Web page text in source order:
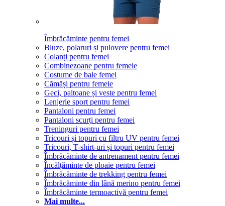
Îmbrăcăminte pentru femei
Bluze, polaruri și pulovere pentru femei
Colanți pentru femei
Combinezoane pentru femeie
Costume de baie femei
Cămăși pentru femeie
Geci, paltoane și veste pentru femei
Lenjerie sport pentru femei
Pantaloni pentru femei
Pantaloni scurți pentru femei
Treninguri pentru femei
Tricouri și topuri cu filtru UV pentru femei
Tricouri, T-shirt-uri și topuri pentru femei
Îmbrăcăminte de antrenament pentru femei
Încălțăminte de ploaie pentru femei
Îmbrăcăminte de trekking pentru femei
Îmbrăcăminte din lână merino pentru femei
Îmbrăcăminte termoactivă pentru femei
Mai multe...